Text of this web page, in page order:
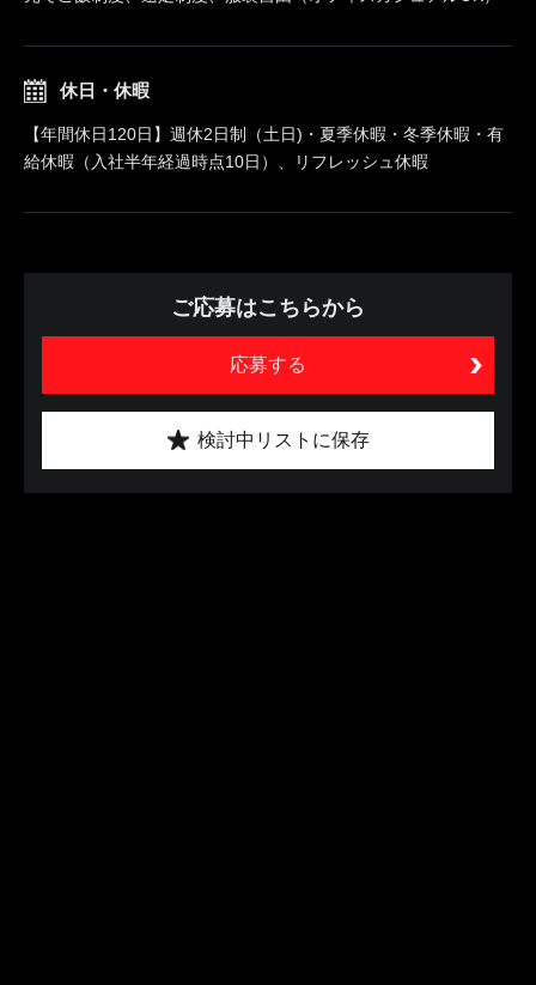
休日・休暇
【年間休日120日】週休2日制（土日)・夏季休暇・冬季休暇・有
給休暇（入社半年経過時点10日）、リフレッシュ休暇
ご応募はこちらから
応募する
検討中リストに保存